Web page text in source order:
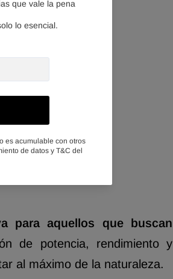
para aquellos que buscan
de potencia, rendimiento y
al máximo de la naturaleza.